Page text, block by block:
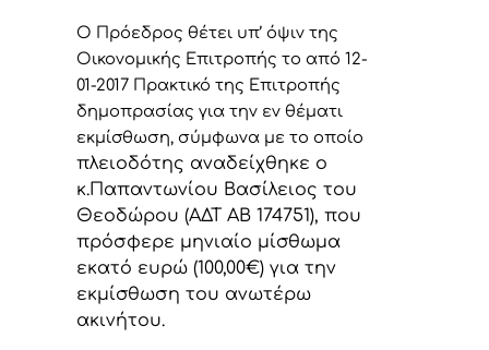
Ο Πρόεδρος θέτει υπ’ όψιν της
Οικονομικής Επιτροπής το από 12-
01-2017 Πρακτικό της Επιτροπής
δημοπρασίας για την εν θέματι
εκμίσθωση, σύμφωνα με το οποίο
πλειοδότης αναδείχθηκε ο
κ.Παπαντωνίου Βασίλειος του
Θεοδώρου (ΑΔΤ ΑΒ 174751), που
πρόσφερε μηνιαίο μίσθωμα
εκατό ευρώ (100,00€) για την
εκμίσθωση του ανωτέρω
ακινήτου.